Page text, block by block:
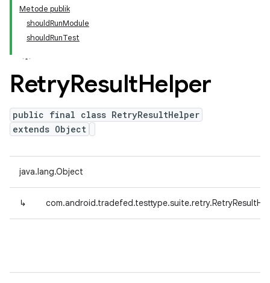
Metode publik
shouldRunModule
shouldRunTest
RetryResultHelper
public final class RetryResultHelper
extends Object
java.lang.Object
↳